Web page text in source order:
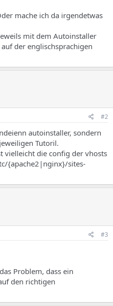
mache ich da irgendetwas
mit dem Autoinstaller
der englischsprachigen
#2
autoinstaller, sondern
Tutoril.
vielleicht die config der vhosts
{apache2|nginx}/sites-
#3
Problem, dass ein
den richtigen